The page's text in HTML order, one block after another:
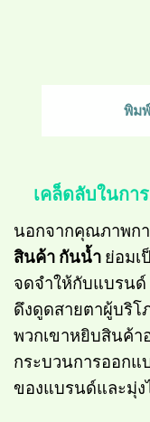
พิม
เคล็ดลับในกา
นอกจากคุณภาพก
สินค้า กันน้ำ ย่อมเ
จดจำให้กับแบรน
ดึงดูดสายตาผู้บริ
พวกเขาหยิบสินค้า
กระบวนการออกแ
ของแบรนด์และมุ่ง